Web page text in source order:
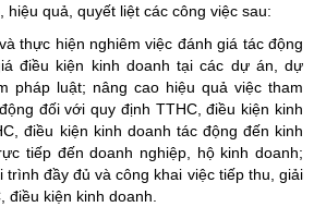
quả, quyết liệt các công việc sau:
thực hiện nghiêm việc đánh giá tác động
điều kiện kinh doanh tại các dự án, dự
pháp luật; nâng cao hiệu quả việc tham
đối với quy định TTHC, điều kiện kinh
điều kiện kinh doanh tác động đến kinh
tiếp đến doanh nghiệp, hộ kinh doanh;
trình đầy đủ và công khai việc tiếp thu, giải
điều kiện kinh doanh.